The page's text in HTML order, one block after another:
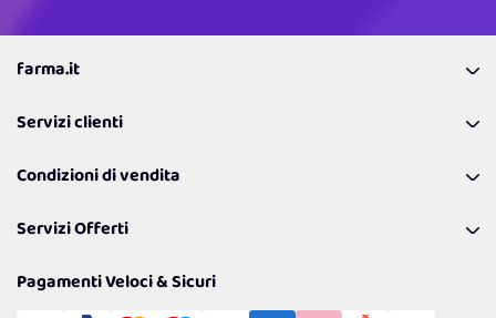
farma.it
Coupon
Lavora con noi
Politiche per la parità di genere
Servizi clienti
Richiamami
Resi
Condizioni di vendita
Spedizioni
Cookie Policy
Servizi Offerti
Pagamenti Veloci & Sicuri